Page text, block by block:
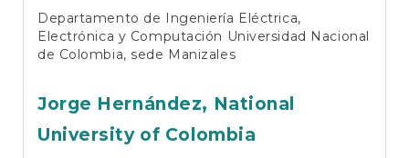
Departamento de Ingeniería Eléctrica,
Electrónica y Computación Universidad Nacional
de Colombia, sede Manizales
Jorge Hernández, National
University of Colombia